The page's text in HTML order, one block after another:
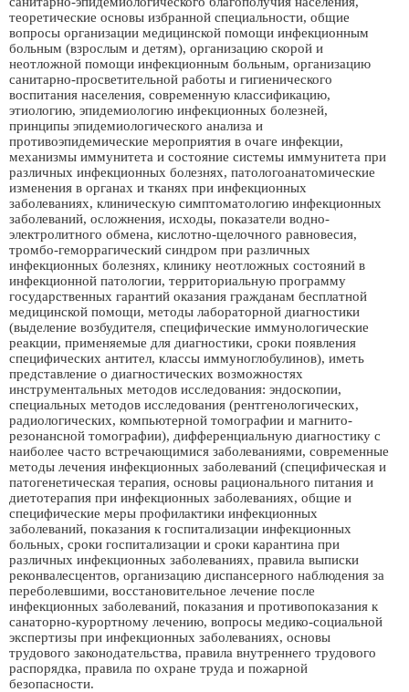
теоретические основы избранной специальности, общие
вопросы организации медицинской помощи инфекционным
больным (взрослым и детям), организацию скорой и
неотложной помощи инфекционным больным, организацию
санитарно-просветительной работы и гигиенического
воспитания населения, современную классификацию,
этиологию, эпидемиологию инфекционных болезней,
принципы эпидемиологического анализа и
противоэпидемические мероприятия в очаге инфекции,
механизмы иммунитета и состояние системы иммунитета при
различных инфекционных болезнях, патологоанатомические
изменения в органах и тканях при инфекционных
заболеваниях, клиническую симптоматологию инфекционных
заболеваний, осложнения, исходы, показатели водно-
электролитного обмена, кислотно-щелочного равновесия,
тромбо-геморрагический синдром при различных
инфекционных болезнях, клинику неотложных состояний в
инфекционной патологии, территориальную программу
государственных гарантий оказания гражданам бесплатной
медицинской помощи, методы лабораторной диагностики
(выделение возбудителя, специфические иммунологические
реакции, применяемые для диагностики, сроки появления
специфических антител, классы иммуноглобулинов), иметь
представление о диагностических возможностях
инструментальных методов исследования: эндоскопии,
специальных методов исследования (рентгенологических,
радиологических, компьютерной томографии и магнито-
резонансной томографии), дифференциальную диагностику с
наиболее часто встречающимися заболеваниями, современные
методы лечения инфекционных заболеваний (специфическая и
патогенетическая терапия, основы рационального питания и
диетотерапия при инфекционных заболеваниях, общие и
специфические меры профилактики инфекционных
заболеваний, показания к госпитализации инфекционных
больных, сроки госпитализации и сроки карантина при
различных инфекционных заболеваниях, правила выписки
реконвалесцентов, организацию диспансерного наблюдения за
переболевшими, восстановительное лечение после
инфекционных заболеваний, показания и противопоказания к
санаторно-курортному лечению, вопросы медико-социальной
экспертизы при инфекционных заболеваниях, основы
трудового законодательства, правила внутреннего трудового
распорядка, правила по охране труда и пожарной
безопасности.